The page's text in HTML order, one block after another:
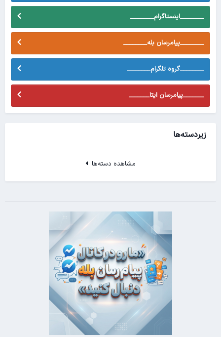
________اینستاگرام________
________پیامرسان بله________
________گروه تلگرام________
_______پیامرسان ایتا_______
زیردسته‌ها
مشاهده دسته‌ها